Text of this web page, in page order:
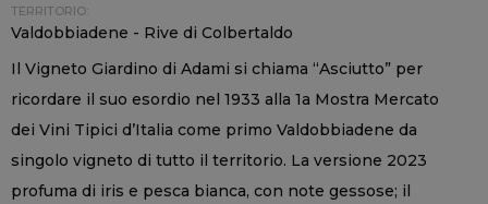
TERRITORIO:
Valdobbiadene - Rive di Colbertaldo
Il Vigneto Giardino di Adami si chiama “Asciutto” per
ricordare il suo esordio nel 1933 alla 1a Mostra Mercato
dei Vini Tipici d’Italia come primo Valdobbiadene da
singolo vigneto di tutto il territorio. La versione 2023
profuma di iris e pesca bianca, con note gessose; il